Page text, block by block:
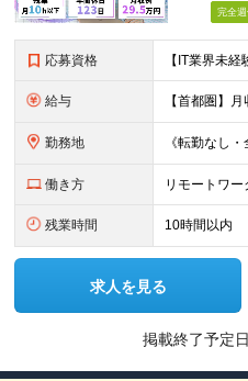
完全週
応募資格
給与
勤務地
働き方 リモートワー
残業時間 10時間以内
求人を見る
掲載終了予定